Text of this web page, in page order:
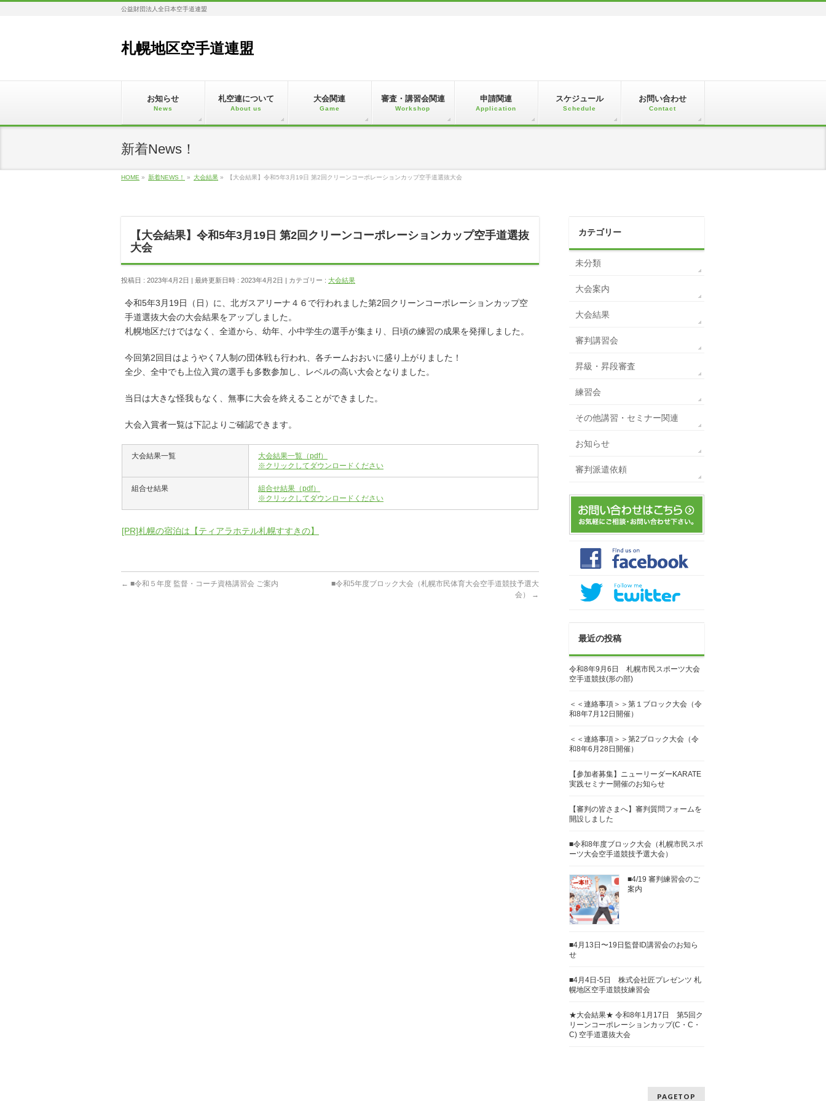
公益財団法人全日本空手道連盟
札幌地区空手道連盟
お知らせ
News
札空連について
About us
大会関連
Game
審査・講習会関連
Workshop
申請関連
Application
スケジュール
Schedule
お問い合わせ
Contact
新着News！
HOME » 新着NEWS！ » 大会結果 » 【大会結果】令和5年3月19日 第2回クリーンコーポレーションカップ空手道選抜大会
【大会結果】令和5年3月19日 第2回クリーンコーポレーションカップ空手道選抜
大会
投稿日 : 2023年4月2日 最終更新日時 : 2023年4月2日 カテゴリー : 大会結果
令和5年3月19日（日）に、北ガスアリーナ４６で行われました第2回クリーンコーポレーションカップ空
手道選抜大会の大会結果をアップしました。
札幌地区だけではなく、全道から、幼年、小中学生の選手が集まり、日頃の練習の成果を発揮しました。
今回第2回目はようやく7人制の団体戦も行われ、各チームおおいに盛り上がりました！
全少、全中でも上位入賞の選手も多数参加し、レベルの高い大会となりました。
当日は大きな怪我もなく、無事に大会を終えることができました。
大会入賞者一覧は下記よりご確認できます。
大会結果一覧
大会結果一覧（pdf）
※クリックしてダウンロードください
組合せ結果
組合せ結果（pdf）
※クリックしてダウンロードください
[PR]札幌の宿泊は【ティアラホテル札幌すすきの】
← ■令和５年度 監督・コーチ資格講習会 ご案内
■令和5年度ブロック大会（札幌市民体育大会空手道競技予選大
会）
→
カテゴリー
未分類
大会案内
大会結果
審判講習会
昇級・昇段審査
練習会
その他講習・セミナー関連
お知らせ
審判派遣依頼
最近の投稿
令和8年9月6日 札幌市民スポーツ大会
空手道競技(形の部)
＜＜連絡事項＞＞第１ブロック大会（令
和8年7月12日開催）
＜＜連絡事項＞＞第2ブロック大会（令
和8年6月28日開催）
【参加者募集】ニューリーダーKARATE
実践セミナー開催のお知らせ
【審判の皆さまへ】審判質問フォームを
開設しました
■令和8年度ブロック大会（札幌市民スポ
ーツ大会空手道競技予選大会）
■4/19 審判練習会のご
案内
■4月13日〜19日監督ID講習会のお知ら
せ
■4月4日-5日 株式会社匠プレゼンツ 札
幌地区空手道競技練習会
★大会結果★ 令和8年1月17日 第5回ク
リーンコーポレーションカップ(C・C・
C) 空手道選抜大会
PAGETOP